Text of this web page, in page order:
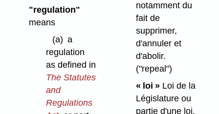
"regulation"
means
(a) a
regulation
as defined in
The Statutes
and
Regulations
notamment du
fait de
supprimer,
d'annuler et
d'abolir.
("repeal")
« loi »Loi de la
Législature ou
partie d'une loi.